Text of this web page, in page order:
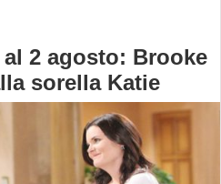
2 agosto: Brooke
sorella Katie